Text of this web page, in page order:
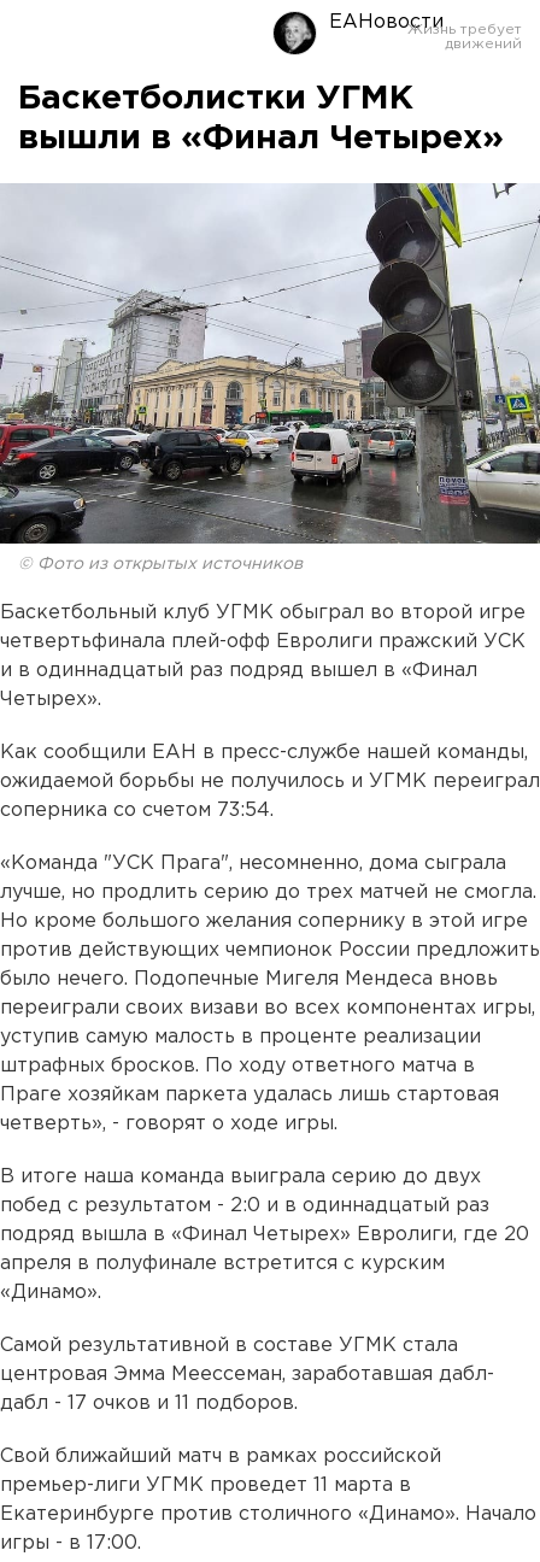
ЕАНовости
Баскетболистки УГМК
вышли в «Финал Четырех»
© Фото из открытых источников
Баскетбольный клуб УГМК обыграл во второй игре
четвертьфинала плей-офф Евролиги пражский УСК
и в одиннадцатый раз подряд вышел в «Финал
Четырех».
Как сообщили ЕАН в пресс-службе нашей команды,
ожидаемой борьбы не получилось и УГМК переиграл
соперника со счетом 73:54.
«Команда "УСК Прага", несомненно, дома сыграла
лучше, но продлить серию до трех матчей не смогла.
Но кроме большого желания сопернику в этой игре
против действующих чемпионок России предложить
было нечего. Подопечные Мигеля Мендеса вновь
переиграли своих визави во всех компонентах игры,
уступив самую малость в проценте реализации
штрафных бросков. По ходу ответного матча в
Праге хозяйкам паркета удалась лишь стартовая
четверть», - говорят о ходе игры.
В итоге наша команда выиграла серию до двух
побед с результатом - 2:0 и в одиннадцатый раз
подряд вышла в «Финал Четырех» Евролиги, где 20
апреля в полуфинале встретится с курским
«Динамо».
Самой результативной в составе УГМК стала
центровая Эмма Меессеман, заработавшая дабл-
дабл - 17 очков и 11 подборов.
Свой ближайший матч в рамках российской
премьер-лиги УГМК проведет 11 марта в
Екатеринбурге против столичного «Динамо». Начало
игры - в 17:00.